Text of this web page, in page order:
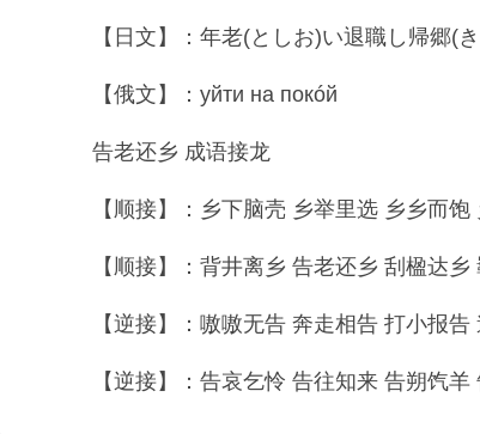
【日文】：年老(としお)い退職し帰郷(き
【俄文】：уйти на покóй
告老还乡 成语接龙
【顺接】：乡下脑壳 乡举里选 乡乡而饱
【顺接】：背井离乡 告老还乡 刮楹达乡
【逆接】：嗷嗷无告 奔走相告 打小报告
【逆接】：告哀乞怜 告往知来 告朔饩羊